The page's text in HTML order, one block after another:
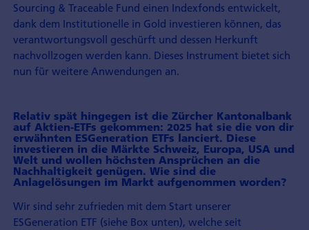
Sourcing & Traceable Fund einen Indexfonds entwickelt,
dank dem Institutionelle in Gold investieren können, das
verantwortungsvoll geschürft und dessen Herkunft
nachvollzogen werden kann. Dieses Instrument bietet sich
nun für weitere Anwendungen an.
Relativ spät hingegen ist die Zürcher Kantonalbank
auf Aktien-ETFs gekommen: 2025 hat sie die von dir
erwähnten ESGeneration ETFs lanciert. Diese
investieren in die Märkte Schweiz, Europa, USA und
Welt und wollen höchsten Ansprüchen an die
Nachhaltigkeit genügen. Wie sind die
Anlagelösungen im Markt aufgenommen worden?
Wir sind sehr zufrieden mit dem Start unserer
ESGeneration ETF (siehe Box unten), welche seit